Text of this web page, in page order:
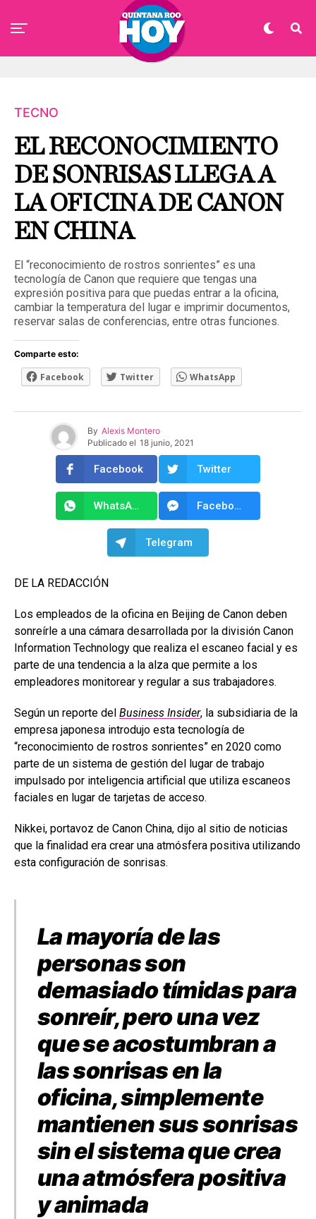
TECNO
EL RECONOCIMIENTO
DE SONRISAS LLEGA A
LA OFICINA DE CANON
EN CHINA
El “reconocimiento de rostros sonrientes” es una
tecnología de Canon que requiere que tengas una
expresión positiva para que puedas entrar a la oficina,
cambiar la temperatura del lugar e imprimir documentos,
reservar salas de conferencias, entre otras funciones.
Comparte esto:
Facebook Twitter WhatsApp
By Alexis Montero
Publicado el 18 junio, 2021
Facebook Twitter
WhatsApp Facebook Messenger
Telegram
DE LA REDACCIÓN
Los empleados de la oficina en Beijing de Canon deben
sonreírle a una cámara desarrollada por la división Canon
Information Technology que realiza el escaneo facial y es
parte de una tendencia a la alza que permite a los
empleadores monitorear y regular a sus trabajadores.
Según un reporte del Business Insider, la subsidiaria de la
empresa japonesa introdujo esta tecnología de
“reconocimiento de rostros sonrientes” en 2020 como
parte de un sistema de gestión del lugar de trabajo
impulsado por inteligencia artificial que utiliza escaneos
faciales en lugar de tarjetas de acceso.
Nikkei, portavoz de Canon China, dijo al sitio de noticias
que la finalidad era crear una atmósfera positiva utilizando
esta configuración de sonrisas.
La mayoría de las
personas son
demasiado tímidas para
sonreír, pero una vez
que se acostumbran a
las sonrisas en la
oficina, simplemente
mantienen sus sonrisas
sin el sistema que crea
una atmósfera positiva
y animada